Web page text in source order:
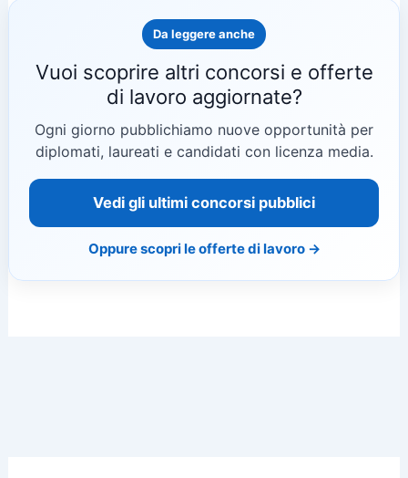
Da leggere anche
Vuoi scoprire altri concorsi e offerte
di lavoro aggiornate?
Ogni giorno pubblichiamo nuove opportunità per
diplomati, laureati e candidati con licenza media.
Vedi gli ultimi concorsi pubblici
Oppure scopri le offerte di lavoro →